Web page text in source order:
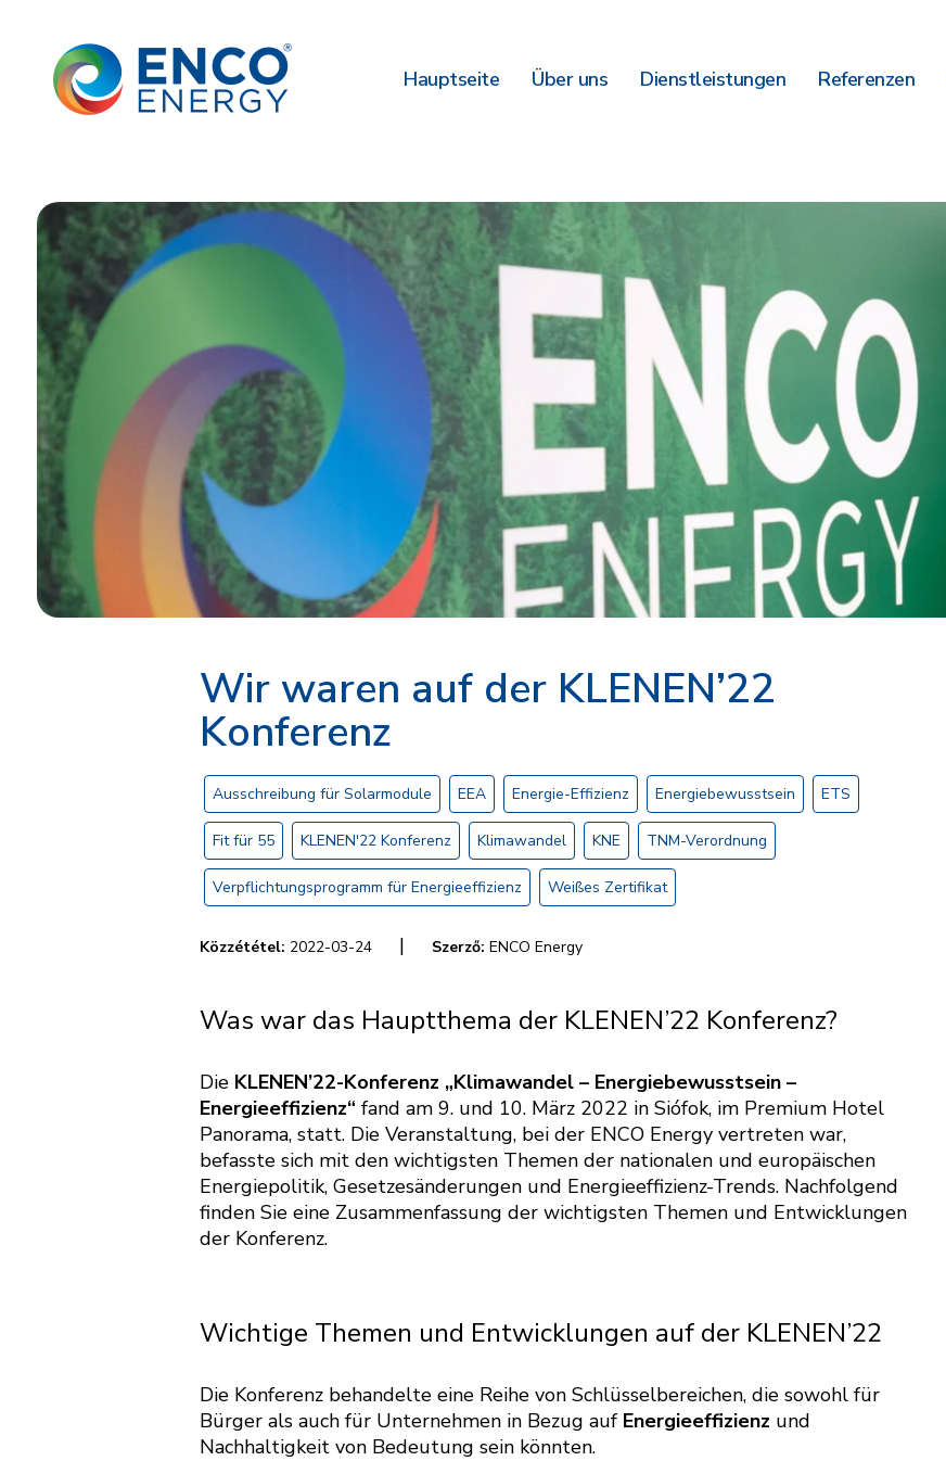
Hauptseite Über uns Dienstleistungen Referenzen
Wir waren auf der KLENEN’22
Konferenz
Ausschreibung für Solarmodule EEA Energie-Effizienz Energiebewusstsein ETS
Fit für 55 KLENEN'22 Konferenz Klimawandel KNE TNM-Verordnung
Verpflichtungsprogramm für Energieeffizienz Weißes Zertifikat
Közzététel: 2022-03-24 | Szerző: ENCO Energy
Was war das Hauptthema der KLENEN’22 Konferenz?
Die KLENEN’22-Konferenz „Klimawandel – Energiebewusstsein –
Energieeffizienz“ fand am 9. und 10. März 2022 in Siófok, im Premium Hotel
Panorama, statt. Die Veranstaltung, bei der ENCO Energy vertreten war,
befasste sich mit den wichtigsten Themen der nationalen und europäischen
Energiepolitik, Gesetzesänderungen und Energieeffizienz-Trends. Nachfolgend
finden Sie eine Zusammenfassung der wichtigsten Themen und Entwicklungen
der Konferenz.
Wichtige Themen und Entwicklungen auf der KLENEN’22
Die Konferenz behandelte eine Reihe von Schlüsselbereichen, die sowohl für
Bürger als auch für Unternehmen in Bezug auf Energieeffizienz und
Nachhaltigkeit von Bedeutung sein könnten.